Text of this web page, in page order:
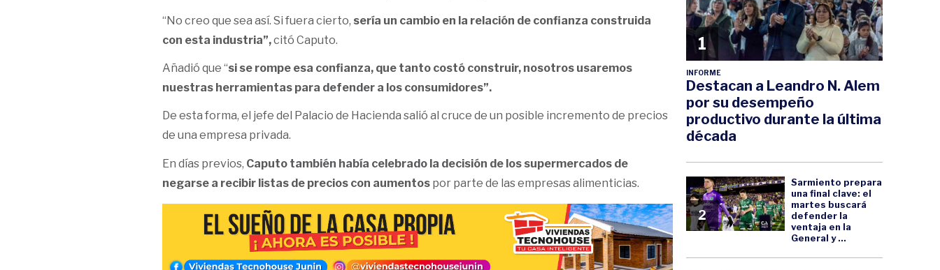
“No creo que sea así. Si fuera cierto, sería un cambio en la relación de confianza construida
con esta industria”,citó Caputo.
Añadió que “si se rompe esa confianza, que tanto costó construir, nosotros usaremos
nuestras herramientas para defender a los consumidores”.
De esta forma, el jefe del Palacio de Hacienda salió al cruce de un posible incremento de precios
de una empresa privada.
En días previos, Caputo también había celebrado la decisión de los supermercados de
negarse a recibir listas de precios con aumentospor parte de las empresas alimenticias.
1
INFORME
Destacan a Leandro N. Alem
por su desempeño
productivo durante la última
década
2
Sarmiento prepara
una final clave: el
martes buscará
defender la
ventaja en la
General y ...